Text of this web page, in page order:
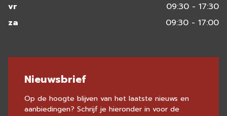
vr
09:30 - 17:30
za
09:30 - 17:00
Nieuwsbrief
Op de hoogte blijven van het laatste nieuws en
aanbiedingen? Schrijf je hieronder in voor de